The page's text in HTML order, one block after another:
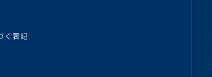
く表記